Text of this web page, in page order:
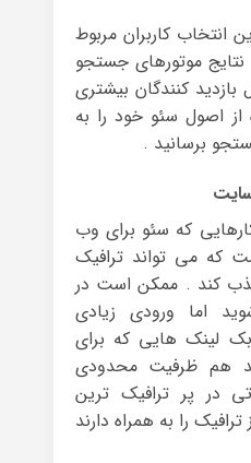
انتخاب کاربران مربوط
نتایج موتورهای جستجو
کنندگان بیشتری
از اصول سئو خود را به
برسانید .
که سئو برای وب
که می تواند ترافیک
کند . ممکن است در
اما ورودی زیادی
لینک هایی که برای
هم ظرفیت محدودی
در پر ترافیک ترین
را به همراه دارند